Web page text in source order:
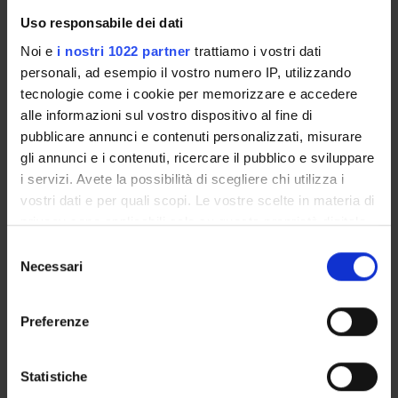
Uso responsabile dei dati
Noi e i nostri 1022 partner trattiamo i vostri dati
personali, ad esempio il vostro numero IP, utilizzando
tecnologie come i cookie per memorizzare e accedere
alle informazioni sul vostro dispositivo al fine di
pubblicare annunci e contenuti personalizzati, misurare
gli annunci e i contenuti, ricercare il pubblico e sviluppare
i servizi. Avete la possibilità di scegliere chi utilizza i
vostri dati e per quali scopi. Le vostre scelte in materia di
privacy sono applicabili solo su questa proprietà digitale
modificare o revocare il proprio consenso in qualsiasi
momento dalla Dichiarazione sui cookie o facendo clic
raccogliere informazioni sulla tua posizione
delNecessari
Preferenze
Statistiche
GOVERNANCE
COMMISSIONI
UFFICI E STRUTTURE DI SERVIZIO
SERVIZI DI SEGRETERIA STUDENTI
BIBLIOTECHE
CENTRI